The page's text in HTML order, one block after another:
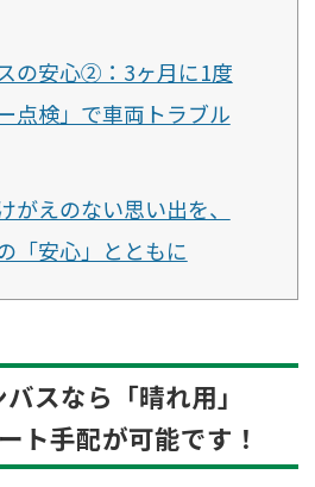
の安心②：3ヶ月に1度
点検」で車両トラブル
がえのない思い出を、
「安心」とともに
スなら「晴れ用」
ト手配が可能です！